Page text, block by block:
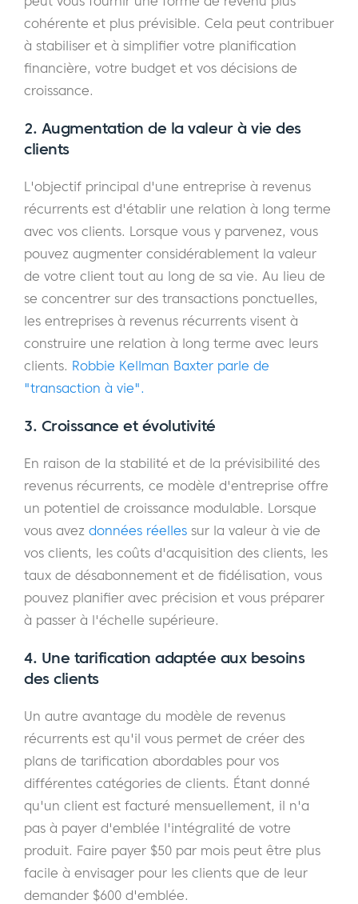
cohérente et plus prévisible. Cela peut contribuer
à stabiliser et à simplifier votre planification
financière, votre budget et vos décisions de
croissance.
2. Augmentation de la valeur à vie des
clients
L'objectif principal d'une entreprise à revenus
récurrents est d'établir une relation à long terme
avec vos clients. Lorsque vous y parvenez, vous
pouvez augmenter considérablement la valeur
de votre client tout au long de sa vie. Au lieu de
se concentrer sur des transactions ponctuelles,
les entreprises à revenus récurrents visent à
construire une relation à long terme avec leurs
clients. Robbie Kellman Baxter parle de
"transaction à vie".
3. Croissance et évolutivité
En raison de la stabilité et de la prévisibilité des
revenus récurrents, ce modèle d'entreprise offre
un potentiel de croissance modulable. Lorsque
vous avez données réelles sur la valeur à vie de
vos clients, les coûts d'acquisition des clients, les
taux de désabonnement et de fidélisation, vous
pouvez planifier avec précision et vous préparer
à passer à l'échelle supérieure.
4. Une tarification adaptée aux besoins
des clients
Un autre avantage du modèle de revenus
récurrents est qu'il vous permet de créer des
plans de tarification abordables pour vos
différentes catégories de clients. Étant donné
qu'un client est facturé mensuellement, il n'a
pas à payer d'emblée l'intégralité de votre
produit. Faire payer $50 par mois peut être plus
facile à envisager pour les clients que de leur
demander $600 d'emblée.